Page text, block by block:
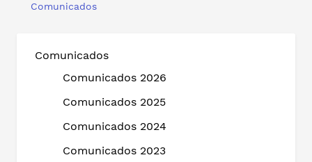
Comunicados
Comunicados
Comunicados 2026
Comunicados 2025
Comunicados 2024
Comunicados 2023